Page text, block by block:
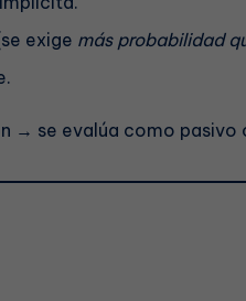
exige más probabilidad
→ se evalúa como